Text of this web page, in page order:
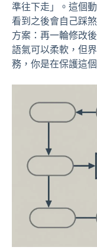
準往下走」。這個
看到之後會自己踩
方案：再一輪修改
語氣可以柔軟，但
務，你是在保護這